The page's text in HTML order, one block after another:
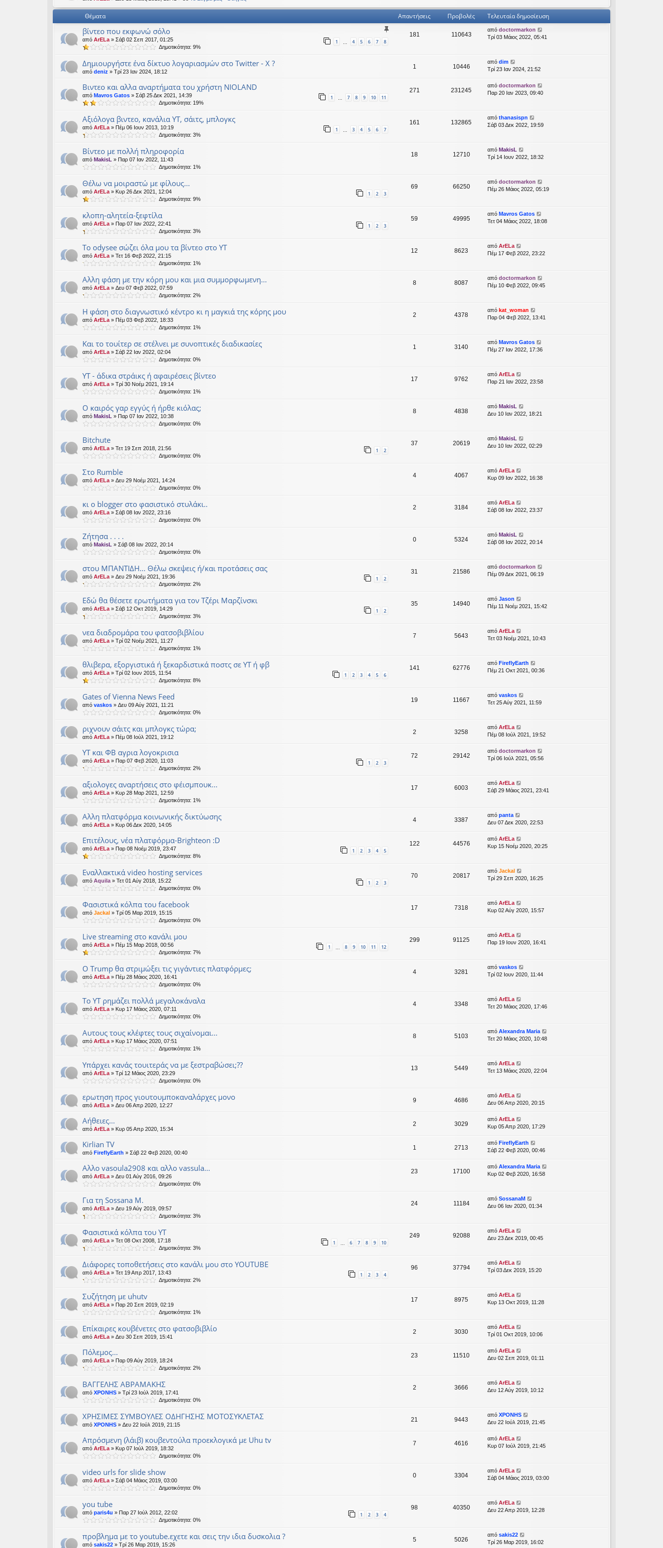
εις
Θέματα Απαντήσεις Προβολές Τελευταία δημοσίευση
βίντεο που εκφωνώ σόλο
από ArELa » Σάβ 02 Σεπ 2017, 01:25 1 … 4 5 6 7 8
Δημοτικότητα: 9%
181 110643
από doctormarkon
Τρί 03 Μάιος 2022, 05:41
Δημιουργήστε ένα δίκτυο λογαριασμών στο Twitter - X ?
από deniz » Τρί 23 Ιαν 2024, 18:12
1 10446
από dim
Τρί 23 Ιαν 2024, 21:52
Βιντεο και αλλα αναρτήματα του χρήστη NIOLAND
από Mavros Gatos » Σάβ 25 Δεκ 2021, 14:39 1 … 7 8 9 10 11
Δημοτικότητα: 19%
271 231245
από doctormarkon
Παρ 20 Ιαν 2023, 09:40
Αξιόλογα βιντεο, κανάλια ΥΤ, σάιτς, μπλογκς
από ArELa » Πέμ 06 Ιουν 2013, 10:19 1 … 3 4 5 6 7
Δημοτικότητα: 3%
161 132865
από thanasispn
Σάβ 03 Δεκ 2022, 19:59
Βίντεο με πολλή πληροφορία
από MakisL » Παρ 07 Ιαν 2022, 11:43
Δημοτικότητα: 1%
18 12710
από MakisL
Τρί 14 Ιουν 2022, 18:32
Θέλω να μοιραστώ με φίλους...
από ArELa » Κυρ 26 Δεκ 2021, 12:04 1 2 3
Δημοτικότητα: 9%
69 66250
από doctormarkon
Πέμ 26 Μάιος 2022, 05:19
κλοπη-αλητεία-ξεφτίλα
από ArELa » Παρ 07 Ιαν 2022, 22:41 1 2 3
Δημοτικότητα: 3%
59 49995
από Mavros Gatos
Τετ 04 Μάιος 2022, 18:08
Το odysee σώζει όλα μου τα βίντεο στο ΥΤ
από ArELa » Τετ 16 Φεβ 2022, 21:15
Δημοτικότητα: 1%
12 8623
από ArELa
Πέμ 17 Φεβ 2022, 23:22
Αλλη φάση με την κόρη μου και μια συμμορφωμενη...
από ArELa » Δευ 07 Φεβ 2022, 07:59
Δημοτικότητα: 2%
8 8087
από doctormarkon
Πέμ 10 Φεβ 2022, 09:45
Η φάση στο διαγνωστικό κέντρο κι η μαγκιά της κόρης μου
από ArELa » Πέμ 03 Φεβ 2022, 18:33
Δημοτικότητα: 1%
2 4378
από kat_woman
Παρ 04 Φεβ 2022, 13:41
Και το τουίτερ σε στέλνει με συνοπτικές διαδικασίες
από ArELa » Σάβ 22 Ιαν 2022, 02:04
Δημοτικότητα: 0%
1 3140
από Mavros Gatos
Πέμ 27 Ιαν 2022, 17:36
ΥΤ - άδικα στράικς ή αφαιρέσεις βίντεο
από ArELa » Τρί 30 Νοέμ 2021, 19:14
Δημοτικότητα: 1%
17 9762
από ArELa
Παρ 21 Ιαν 2022, 23:58
Ο καιρός γαρ εγγύς ή ήρθε κιόλας;
από MakisL » Παρ 07 Ιαν 2022, 10:38
Δημοτικότητα: 0%
8 4838
από MakisL
Δευ 10 Ιαν 2022, 18:21
Bitchute
από ArELa » Τετ 19 Σεπ 2018, 21:56 1 2
Δημοτικότητα: 0%
37 20619
από MakisL
Δευ 10 Ιαν 2022, 02:29
Στο Rumble
από ArELa » Δευ 29 Νοέμ 2021, 14:24
Δημοτικότητα: 0%
4 4067
από ArELa
Κυρ 09 Ιαν 2022, 16:38
κι ο blogger στο φασιστικό στυλάκι..
από ArELa » Σάβ 08 Ιαν 2022, 23:16
Δημοτικότητα: 0%
2 3184
από ArELa
Σάβ 08 Ιαν 2022, 23:37
Ζήτησα . . . .
από MakisL » Σάβ 08 Ιαν 2022, 20:14
Δημοτικότητα: 0%
0 5324
από MakisL
Σάβ 08 Ιαν 2022, 20:14
στου ΜΠΑΝΤΙΔΗ... Θέλω σκεψεις ή/και προτάσεις σας
από ArELa » Δευ 29 Νοέμ 2021, 19:36 1 2
Δημοτικότητα: 2%
31 21586
από doctormarkon
Πέμ 09 Δεκ 2021, 06:19
Εδώ θα θέσετε ερωτήματα για τον Τζέρι Μαρζίνσκι
από ArELa » Σάβ 12 Οκτ 2019, 14:29 1 2
Δημοτικότητα: 3%
35 14940
από Jason
Πέμ 11 Νοέμ 2021, 15:42
νεα διαδρομάρα του φατσοβιβλίου
από ArELa » Τρί 02 Νοέμ 2021, 11:27
Δημοτικότητα: 1%
7 5643
από ArELa
Τετ 03 Νοέμ 2021, 10:43
θλιβερα, εξοργιστικά ή ξεκαρδιστικά ποστς σε ΥΤ ή φβ
από ArELa » Τρί 02 Ιουν 2015, 11:54 1 2 3 4 5 6
Δημοτικότητα: 8%
141 62776
από FireflyEarth
Πέμ 21 Οκτ 2021, 00:36
Gates of Vienna News Feed
από vaskos » Δευ 09 Αύγ 2021, 11:21
Δημοτικότητα: 0%
19 11667
από vaskos
Τετ 25 Αύγ 2021, 11:59
ριχνουν σάιτς και μπλογκς τώρα;
από ArELa » Πέμ 08 Ιούλ 2021, 19:12
2 3258
από ArELa
Πέμ 08 Ιούλ 2021, 19:52
ΥΤ και ΦΒ αγρια λογοκρισια
από ArELa » Παρ 07 Φεβ 2020, 11:03 1 2 3
Δημοτικότητα: 2%
72 29142
από doctormarkon
Τρί 06 Ιούλ 2021, 05:56
αξιολογες αναρτήσεις στο φέισμπουκ...
από ArELa » Κυρ 28 Μαρ 2021, 12:59
Δημοτικότητα: 1%
17 6003
από ArELa
Σάβ 29 Μάιος 2021, 23:41
Αλλη πλατφόρμα κοινωνικής δικτύωσης
από ArELa » Κυρ 06 Δεκ 2020, 14:05
4 3387
από panta
Δευ 07 Δεκ 2020, 22:53
Επιτέλους, νέα πλατφόρμα-Brighteon :D
από ArELa » Παρ 08 Νοέμ 2019, 23:47 1 2 3 4 5
Δημοτικότητα: 8%
122 44576
από ArELa
Κυρ 15 Νοέμ 2020, 20:25
Εναλλακτικά video hosting services
από Aquila » Τετ 01 Αύγ 2018, 15:22 1 2 3
Δημοτικότητα: 0%
70 20817
από Jackal
Τρί 29 Σεπ 2020, 16:25
Φασιστικά κόλπα του facebook
από Jackal » Τρί 05 Μαρ 2019, 15:15
Δημοτικότητα: 0%
17 7318
από ArELa
Κυρ 02 Αύγ 2020, 15:57
Live streaming στο κανάλι μου
από ArELa » Πέμ 15 Μαρ 2018, 00:56 1 … 8 9 10 11 12
Δημοτικότητα: 7%
299 91125
από ArELa
Παρ 19 Ιουν 2020, 16:41
O Trump θα στριμώξει τις γιγάντιες πλατφόρμες;
από ArELa » Πέμ 28 Μάιος 2020, 16:41
Δημοτικότητα: 0%
4 3281
από vaskos
Τρί 02 Ιουν 2020, 11:44
Το ΥΤ ρημάζει πολλά μεγαλοκάναλα
από ArELa » Κυρ 17 Μάιος 2020, 07:11
Δημοτικότητα: 0%
4 3348
από ArELa
Τετ 20 Μάιος 2020, 17:46
Αυτους τους κλέφτες τους σιχαίνομαι...
από ArELa » Κυρ 17 Μάιος 2020, 07:51
Δημοτικότητα: 1%
8 5103
από Alexandra Maria
Τετ 20 Μάιος 2020, 10:48
Υπάρχει κανάς τουιτεράς να με ξεστραβώσει;??
από ArELa » Τρί 12 Μάιος 2020, 23:29
Δημοτικότητα: 0%
13 5449
από ArELa
Τετ 13 Μάιος 2020, 22:04
ερωτηση προς γιουτουμποκαναλάρχες μονο
από ArELa » Δευ 06 Απρ 2020, 12:27
9 4686
από ArELa
Δευ 06 Απρ 2020, 20:15
Αήθειες...
από ArELa » Κυρ 05 Απρ 2020, 15:34
2 3029
από ArELa
Κυρ 05 Απρ 2020, 17:29
Kirlian TV
από FireflyEarth » Σάβ 22 Φεβ 2020, 00:40
1 2713
από FireflyEarth
Σάβ 22 Φεβ 2020, 00:46
Αλλο vasoula2908 και αλλο vassula...
από ArELa » Δευ 01 Αύγ 2016, 09:26
Δημοτικότητα: 0%
23 17100
από Alexandra Maria
Κυρ 02 Φεβ 2020, 16:58
Για τη Sossana M.
από ArELa » Δευ 19 Αύγ 2019, 09:57
Δημοτικότητα: 3%
24 11184
από SossanaM
Δευ 06 Ιαν 2020, 01:34
Φασιστικά κόλπα του ΥΤ
από ArELa » Τετ 08 Οκτ 2008, 17:18 1 … 6 7 8 9 10
Δημοτικότητα: 3%
249 92088
από ArELa
Δευ 23 Δεκ 2019, 00:45
Διάφορες τοποθετήσεις στο κανάλι μου στο YOUTUBE
από ArELa » Τετ 19 Απρ 2017, 13:43 1 2 3 4
Δημοτικότητα: 2%
96 37794
από ArELa
Τρί 03 Δεκ 2019, 15:20
Συζήτηση με uhutv
από ArELa » Παρ 20 Σεπ 2019, 02:19
Δημοτικότητα: 1%
17 8975
από ArELa
Κυρ 13 Οκτ 2019, 11:28
Επίκαιρες κουβένετες στο φατσοβιβλίο
από ArELa » Δευ 30 Σεπ 2019, 15:41
2 3030
από ArELa
Τρί 01 Οκτ 2019, 10:06
Πόλεμος...
από ArELa » Παρ 09 Αύγ 2019, 18:24
Δημοτικότητα: 2%
23 11510
από ArELa
Δευ 02 Σεπ 2019, 01:11
ΒΑΓΓΕΛΗΣ ΑΒΡΑΜΑΚΗΣ
από XPONHS » Τρί 23 Ιούλ 2019, 17:41
Δημοτικότητα: 0%
2 3666
από ArELa
Δευ 12 Αύγ 2019, 10:12
ΧΡΗΣΙΜΕΣ ΣΥΜΒΟΥΛΕΣ ΟΔΗΓΗΣΗΣ ΜΟΤΟΣΥΚΛΕΤΑΣ
από XPONHS » Δευ 22 Ιούλ 2019, 21:15
21 9443
από XPONHS
Δευ 22 Ιούλ 2019, 21:45
Απρόσμενη (λάιβ) κουβεντούλα προεκλογικά με Uhu tv
από ArELa » Κυρ 07 Ιούλ 2019, 18:32
Δημοτικότητα: 0%
7 4616
από ArELa
Κυρ 07 Ιούλ 2019, 21:45
video urls for slide show
από ArELa » Σάβ 04 Μάιος 2019, 03:00
Δημοτικότητα: 0%
0 3304
από ArELa
Σάβ 04 Μάιος 2019, 03:00
you tube
από paris4u » Παρ 27 Ιούλ 2012, 22:02 1 2 3 4
Δημοτικότητα: 0%
98 40350
από ArELa
Δευ 22 Απρ 2019, 12:28
προβλημα με το youtube.εχετε και σεις την ιδια δυσκολια ?
από sakis22 » Τρί 26 Μαρ 2019, 15:26
5 5026
από sakis22
Τρί 26 Μαρ 2019, 16:02